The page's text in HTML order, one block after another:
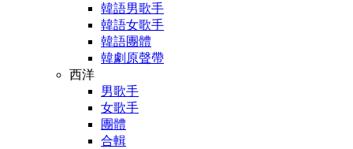
韓語男歌手
韓語女歌手
韓語團體
韓劇原聲帶
西洋
男歌手
女歌手
團體
合輯